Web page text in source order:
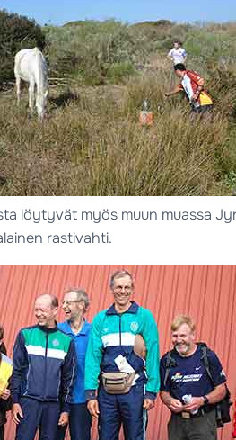
löytyvät myös muun muassa
rastivahti.